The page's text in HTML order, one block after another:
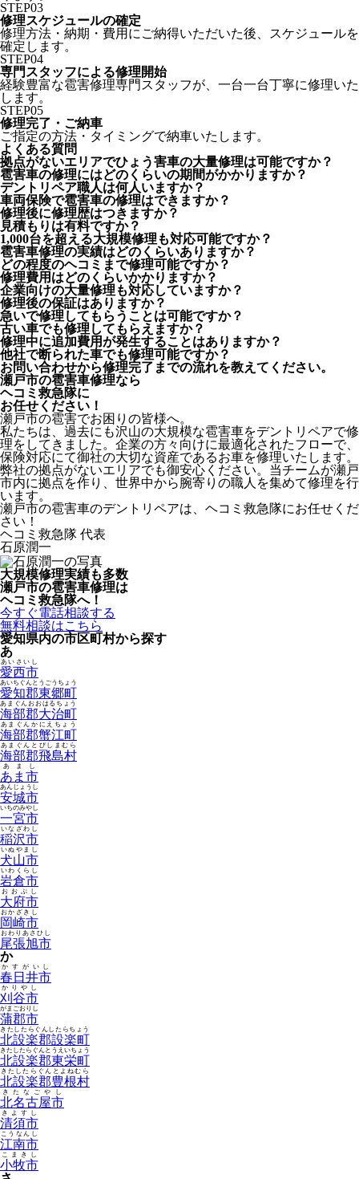
STEP03
修理スケジュールの確定
修理方法・納期・費用にご納得いただいた後、スケジュールを
確定します。
STEP04
専門スタッフによる修理開始
経験豊富な雹害修理専門スタッフが、一台一台丁寧に修理いた
します。
STEP05
修理完了・ご納車
ご指定の方法・タイミングで納車いたします。
よくある質問
拠点がないエリアでひょう害車の大量修理は可能ですか？
雹害車の修理にはどのくらいの期間がかかりますか？
デントリペア職人は何人いますか？
車両保険で雹害車の修理はできますか？
修理後に修理歴はつきますか？
見積もりは有料ですか？
1,000台を超える大規模修理も対応可能ですか？
雹害車修理の実績はどのくらいありますか？
どの程度のヘコミまで修理可能ですか？
修理費用はどのくらいかかりますか？
企業向けの大量修理も対応していますか？
修理後の保証はありますか？
急いで修理してもらうことは可能ですか？
古い車でも修理してもらえますか？
修理中に追加費用が発生することはありますか？
他社で断られた車でも修理可能ですか？
お問い合わせから修理完了までの流れを教えてください。
瀬戸市の雹害車修理なら
ヘコミ救急隊に
お任せください！
瀬戸市の雹害でお困りの皆様へ。
私たちは、過去にも沢山の大規模な雹害車をデントリペアで修
理をしてきました。企業の方々向けに最適化されたフローで、
保険対応にて御社の大切な資産であるお車を修理いたします。
弊社の拠点がないエリアでも御安心ください。当チームが瀬戸
市内に拠点を作り、世界中から腕寄りの職人を集めて修理を行
います。
瀬戸市の雹害車のデントリペアは、ヘコミ救急隊にお任せくだ
さい！
ヘコミ救急隊 代表
石原潤一
大規模修理実績も多数
瀬戸市の雹害車修理は
ヘコミ救急隊へ！
今すぐ電話相談する
無料相談はこちら
愛知県内の市区町村から探す
あ
愛西市
あいさいし
愛知郡東郷町
あいちぐんとうごうちょう
海部郡大治町
あまぐんおおはるちょう
海部郡蟹江町
あまぐんかにえちょう
海部郡飛島村
あまぐんとびしまむら
あま市
あまし
安城市
あんじょうし
一宮市
いちのみやし
稲沢市
いなざわし
犬山市
いぬやまし
岩倉市
いわくらし
大府市
おおぶし
岡崎市
おかざきし
尾張旭市
おわりあさひし
か
春日井市
かすがいし
刈谷市
かりやし
蒲郡市
がまごおりし
北設楽郡設楽町
きたしたらぐんしたらちょう
北設楽郡東栄町
きたしたらぐんとうえいちょう
北設楽郡豊根村
きたしたらぐんとよねむら
北名古屋市
きたなごやし
清須市
きよすし
江南市
こうなんし
小牧市
こまきし